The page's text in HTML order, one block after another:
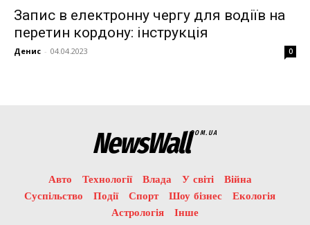
Запис в електронну чергу для водіїв на
перетин кордону: інструкція
Денис - 04.04.2023 0
NewsWallCOM.UA
Авто Технології Влада У світі
Війна
Суспільство
Події Спорт Шоу бізнес
Екологія
Астрологія
Інше